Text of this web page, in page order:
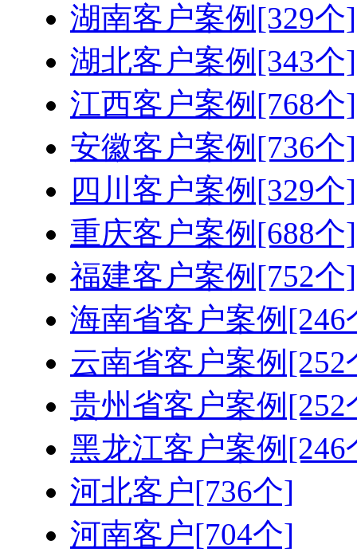
湖南客户案例[329个]
湖北客户案例[343个]
江西客户案例[768个]
安徽客户案例[736个]
四川客户案例[329个]
重庆客户案例[688个]
福建客户案例[752个]
海南省客户案例[246
云南省客户案例[252
贵州省客户案例[252
黑龙江客户案例[246
河北客户[736个]
河南客户[704个]